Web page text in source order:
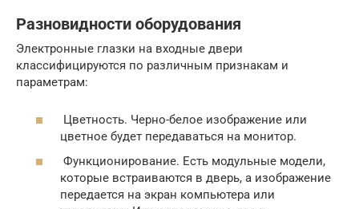
Разновидности оборудования
Электронные глазки на входные двери
классифицируются по различным признакам и
параметрам:
Цветность. Черно-белое изображение или
цветное будет передаваться на монитор.
Функционирование. Есть модульные модели,
которые встраиваются в дверь, а изображение
передается на экран компьютера или